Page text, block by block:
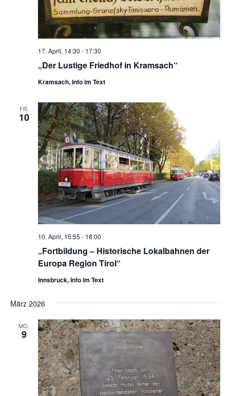
„Der Lustige Friedhof in Kramsach“
17. April, 14:30 - 17:30
Kramsach, Info im Text
FR.
10
„Fortbildung – Historische Lokalbahnen der
Europa Region Tirol“
10. April, 15:55 - 18:00
Innsbruck, Info im Text
März 2026
MO.
9